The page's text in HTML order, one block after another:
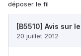
déposer le fil